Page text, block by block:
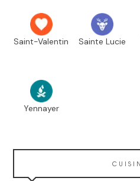
Saint-Valentin Sainte Lucie
Yennayer